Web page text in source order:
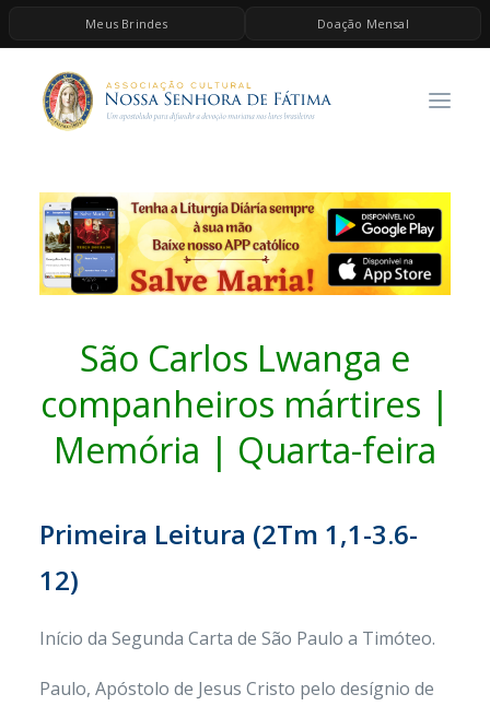
Meus Brindes Doação Mensal
HOME
A ASSOCIAÇÃO
ESPIRITUALIDADE
AS MELHORES MÚSICAS CATÓLICAS
BRINDES
São Carlos Lwanga e
companheiros mártires |
Memória | Quarta-feira
Primeira Leitura (2Tm 1,1-3.6-
12)
Início da Segunda Carta de São Paulo a Timóteo.
Paulo, Apóstolo de Jesus Cristo pelo desígnio de